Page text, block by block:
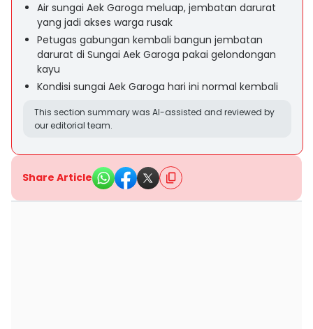
Air sungai Aek Garoga meluap, jembatan darurat
yang jadi akses warga rusak
Petugas gabungan kembali bangun jembatan
darurat di Sungai Aek Garoga pakai gelondongan
kayu
Kondisi sungai Aek Garoga hari ini normal kembali
This section summary was AI-assisted and reviewed by
our editorial team.
Share Article